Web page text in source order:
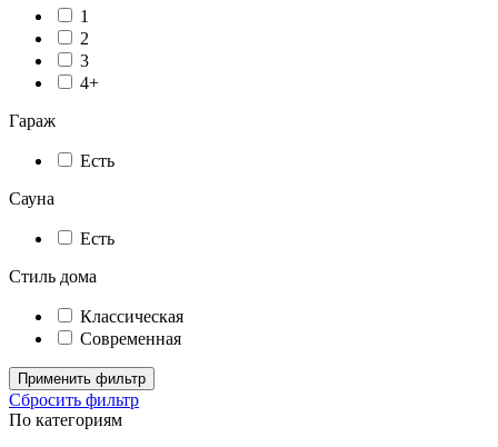
1
2
3
4+
Гараж
Есть
Сауна
Есть
Стиль дома
Классическая
Современная
Применить фильтр
Сбросить фильтр
По категориям